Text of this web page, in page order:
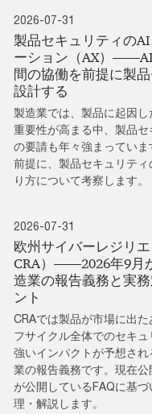
2026-07-31
製品セキュリティの
ーション（AX）――AI
間の協働を前提に製
設計する
製造業では、製品に起因
重要性が高まる中、製品
の要請も年々強まってい
前提に、製品セキュリテ
り方について考察します。
2026-07-31
欧州サイバーレジリ
CRA）――2026年9月
造業の報告義務と実
ント
CRAでは製品が市場に出
フサイクル全体でのセキ
強いインパクトが予想さ
業の報告義務です。現在
が公開しているFAQに基
理・解説します。